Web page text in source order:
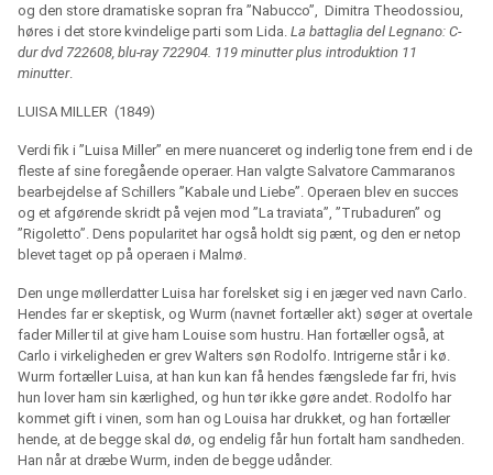
og den store dramatiske sopran fra ”Nabucco”, Dimitra Theodossiou,
høres i det store kvindelige parti som Lida. La battaglia del Legnano: C-
dur dvd 722608, blu-ray 722904. 119 minutter plus introduktion 11
minutter.
LUISA MILLER (1849)
Verdi fik i ”Luisa Miller” en mere nuanceret og inderlig tone frem end i de
fleste af sine foregående operaer. Han valgte Salvatore Cammaranos
bearbejdelse af Schillers ”Kabale und Liebe”. Operaen blev en succes
og et afgørende skridt på vejen mod ”La traviata”, ”Trubaduren” og
”Rigoletto”. Dens popularitet har også holdt sig pænt, og den er netop
blevet taget op på operaen i Malmø.
Den unge møllerdatter Luisa har forelsket sig i en jæger ved navn Carlo.
Hendes far er skeptisk, og Wurm (navnet fortæller akt) søger at overtale
fader Miller til at give ham Louise som hustru. Han fortæller også, at
Carlo i virkeligheden er grev Walters søn Rodolfo. Intrigerne står i kø.
Wurm fortæller Luisa, at han kun kan få hendes fængslede far fri, hvis
hun lover ham sin kærlighed, og hun tør ikke gøre andet. Rodolfo har
kommet gift i vinen, som han og Louisa har drukket, og han fortæller
hende, at de begge skal dø, og endelig får hun fortalt ham sandheden.
Han når at dræbe Wurm, inden de begge udånder.